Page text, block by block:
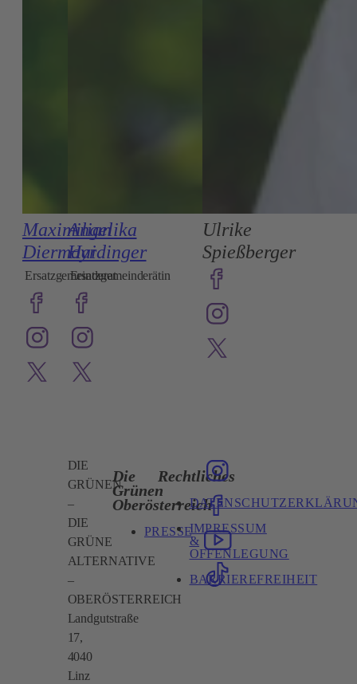
Maximilian
Diermayr
Ersatzgemeinderat
Angelika
Haidinger
Ersatzgemeinderätin
Ulrike
Spießberger
DIE
GRÜNEN
–
DIE
GRÜNE
ALTERNATIVE
–
OBERÖSTERREICH
Landgutstraße
17,
4040
Linz
Die
Grünen
Oberösterreich
PRESSE
Rechtliches
IMPRESSUM
&
OFFENLEGUNG
BARRIEREFREIHEIT